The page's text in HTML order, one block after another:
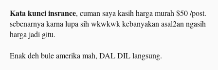
Kata kunci insrance, cuman saya kasih harga murah $50 /post.
sebenarnya karna lupa sih wkwkwk kebanyakan asal2an ngasih
harga jadi gitu.
Enak deh bule amerika mah, DAL DIL langsung.